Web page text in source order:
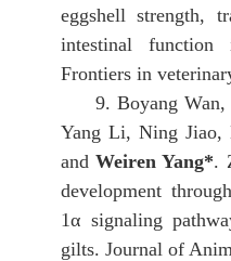
eggshell strength,
intestinal function
Frontiers in
9. Boyang
Yang Li, Ning Jiao,
and Weiren Yang*.
development
1α signaling
gilts. Journal of